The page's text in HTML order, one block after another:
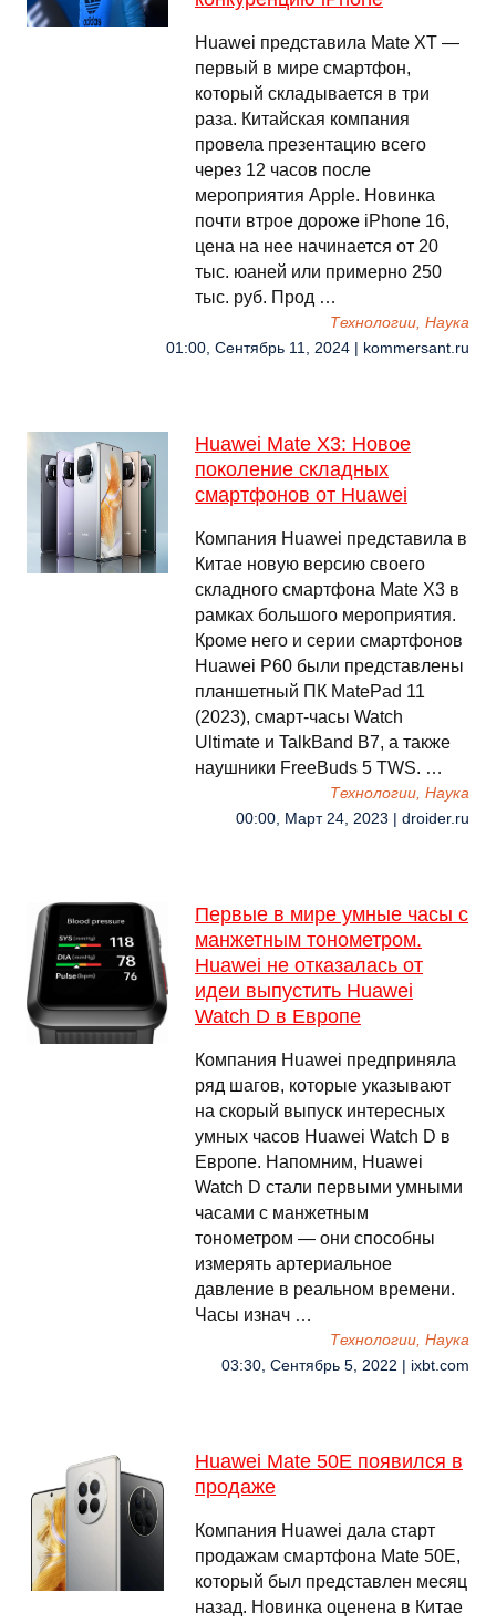
Huawei представила Mate XT —
первый в мире смартфон,
который складывается в три
раза. Китайская компания
провела презентацию всего
через 12 часов после
мероприятия Apple. Новинка
почти втрое дороже iPhone 16,
цена на нее начинается от 20
тыс. юаней или примерно 250
тыс. руб. Прод …
Технологии, Наука
01:00, Сентябрь 11, 2024 | kommersant.ru
Huawei Mate X3: Новое
поколение складных
смартфонов от Huawei
Компания Huawei представила в
Китае новую версию своего
складного смартфона Mate X3 в
рамках большого мероприятия.
Кроме него и серии смартфонов
Huawei P60 были представлены
планшетный ПК MatePad 11
(2023), смарт-часы Watch
Ultimate и TalkBand B7, а также
наушники FreeBuds 5 TWS. …
Технологии, Наука
00:00, Март 24, 2023 | droider.ru
Первые в мире умные часы с
манжетным тонометром.
Huawei не отказалась от
идеи выпустить Huawei
Watch D в Европе
Компания Huawei предприняла
ряд шагов, которые указывают
на скорый выпуск интересных
умных часов Huawei Watch D в
Европе. Напомним, Huawei
Watch D стали первыми умными
часами с манжетным
тонометром — они способны
измерять артериальное
давление в реальном времени.
Часы изнач …
Технологии, Наука
03:30, Сентябрь 5, 2022 | ixbt.com
Huawei Mate 50E появился в
продаже
Компания Huawei дала старт
продажам смартфона Mate 50E,
который был представлен месяц
назад. Новинка оценена в Китае